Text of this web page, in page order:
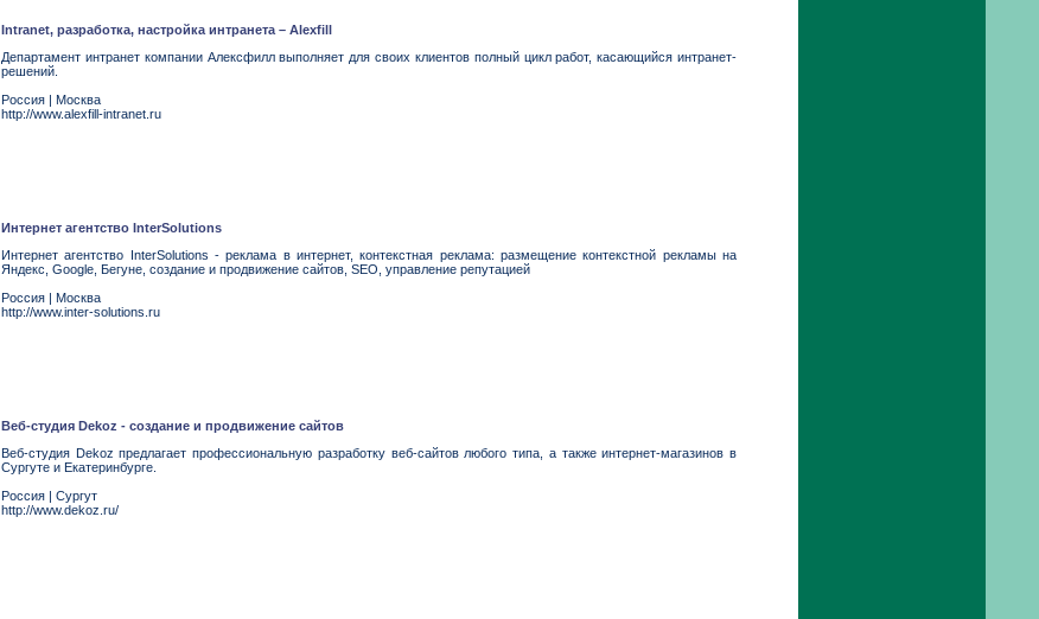
Intranet, разработка, настройка интранета – Alexfill
Департамент интранет компании Алексфилл выполняет для своих клиентов полный цикл работ, касающийся интранет-
решений.
Россия | Москва
http://www.alexfill-intranet.ru
Интернет агентство InterSolutions
Интернет агентство InterSolutions - реклама в интернет, контекстная реклама: размещение контекстной рекламы на
Яндекс, Google, Бегуне, создание и продвижение сайтов, SEO, управление репутацией
Россия | Москва
http://www.inter-solutions.ru
Веб-студия Dekoz - создание и продвижение сайтов
Веб-студия Dekoz предлагает профессиональную разработку веб-сайтов любого типа, а также интернет-магазинов в
Сургуте и Екатеринбурге.
Россия | Сургут
http://www.dekoz.ru/